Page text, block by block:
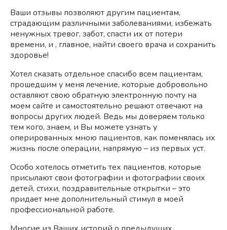
Ваши отзывы позволяют другим пациентам,
страдающим различными заболеваниями, избежать
ненужных тревог, забот, спасти их от потери
времени, и , главное, найти своего врача и сохранить
здоровье!
Хотел сказать отдельное спасибо всем пациентам,
прошедшим у меня лечение, которые добровольно
оставляют свою обратную электронную почту на
моем сайте и самостоятельно решают отвечают на
вопросы других людей. Ведь мы доверяем только
тем кого, знаем, и Вы можете узнать у
оперированных мною пациентов, как поменялась их
жизнь после операции, напрямую – из первых уст.
Особо хотелось отметить тех пациентов, которые
присылают свои фотографии и фотографии своих
детей, стихи, поздравительные открытки – это
придает мне дополнительный стимул в моей
профессиональной работе.